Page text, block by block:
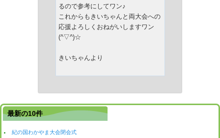
るので参考にしてワン♪
これからもきいちゃんと両大会への
応援よろしくおねがいしますワン
(^▽^)☆
きいちゃんより
最新の10件
紀の国わかやま大会閉会式